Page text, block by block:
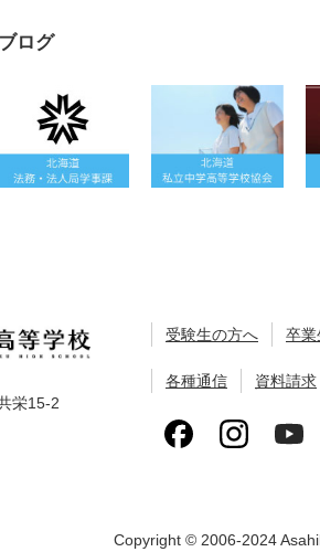
ログ
栄15-2
受験生の方へ 卒業
各種通信 資料請求
Copyright © 2006-2024